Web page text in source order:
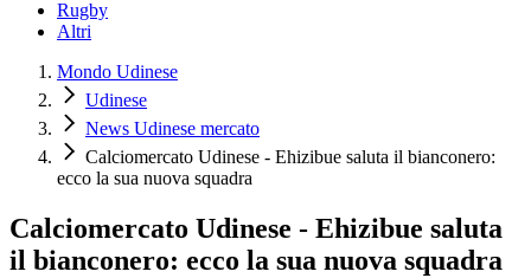
Rugby
Altri
Mondo Udinese
Udinese
News Udinese mercato
Calciomercato Udinese - Ehizibue saluta il bianconero:
ecco la sua nuova squadra
Calciomercato Udinese - Ehizibue saluta
il bianconero: ecco la sua nuova squadra